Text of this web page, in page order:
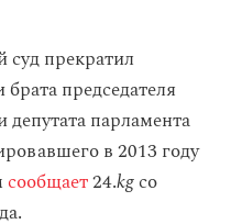
прекратил
председателя
парламента
в 2013 году
сообщает24.kgсо